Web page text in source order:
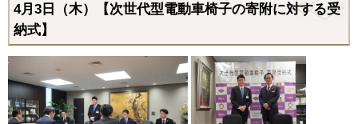
4月3日（木）【次世代型電動車椅子の寄附に対する受
納式】